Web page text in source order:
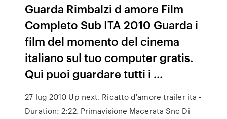
Guarda Rimbalzi d amore Film
Completo Sub ITA 2010 Guarda i
film del momento del cinema
italiano sul tuo computer gratis.
Qui puoi guardare tutti i …
27 lug 2010 Up next. Ricatto d'amore trailer ita -
Duration: 2:22. Primavisione Macerata Snc Di